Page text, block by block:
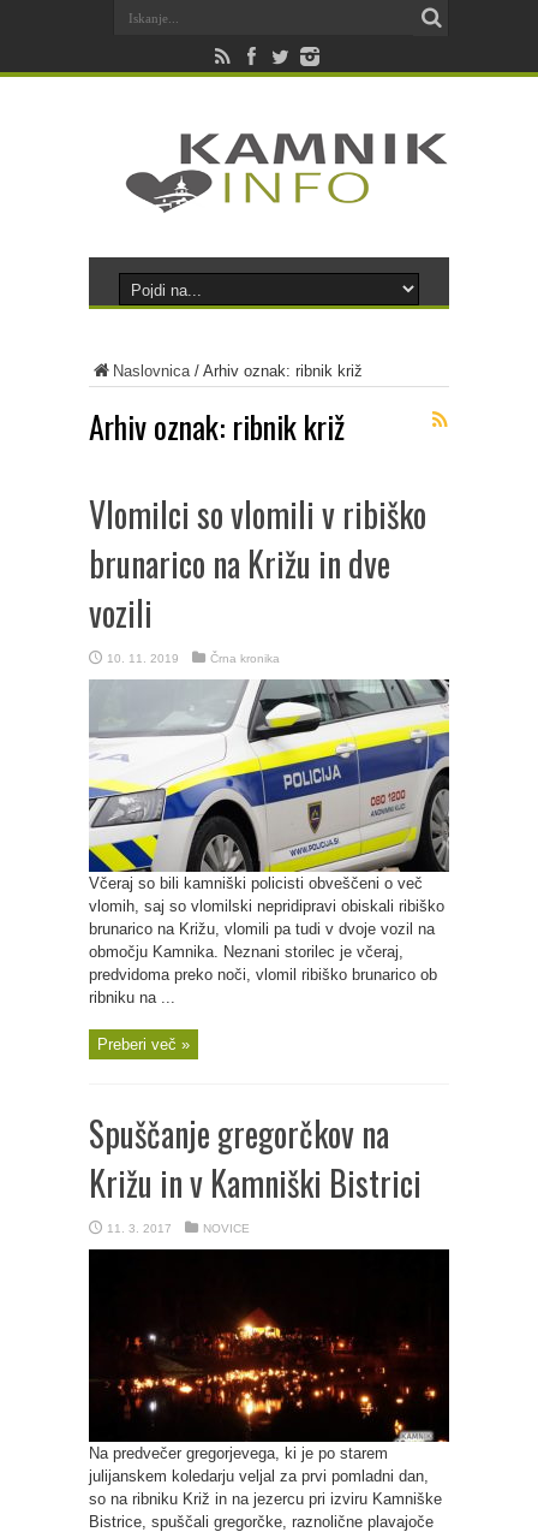
Naslovnica/ Arhiv oznak: ribnik križ
Arhiv oznak: ribnik križ
Vlomilci so vlomili v ribiško
brunarico na Križu in dve
vozili
10. 11. 2019 Črna kronika
Včeraj so bili kamniški policisti obveščeni o več
vlomih, saj so vlomilski nepridipravi obiskali ribiško
brunarico na Križu, vlomili pa tudi v dvoje vozil na
območju Kamnika. Neznani storilec je včeraj,
predvidoma preko noči, vlomil ribiško brunarico ob
ribniku na ...
Preberi več »
Spuščanje gregorčkov na
Križu in v Kamniški Bistrici
11. 3. 2017 NOVICE
Na predvečer gregorjevega, ki je po starem
julijanskem koledarju veljal za prvi pomladni dan,
so na ribniku Križ in na jezercu pri izviru Kamniške
Bistrice, spuščali gregorčke, raznolične plavajoče